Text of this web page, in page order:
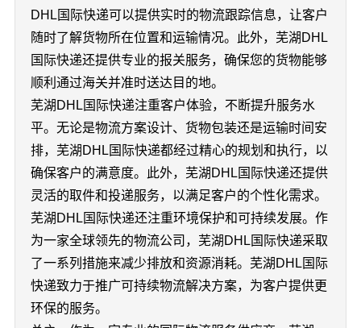
DHL国际快递可以提供实时的物流跟踪信息，让客户
随时了解货物所在位置和运输情况。此外，芜湖DHL
国际快递还提供专业的报关服务，确保您的货物能够
顺利通过海关并准时送达目的地。
芜湖DHL国际快递注重客户体验，不断提升服务水
平。无论是物流方案设计、货物包装还是运输时间安
排，芜湖DHL国际快递都经过精心的规划和执行，以
确保客户的满意度。此外，芜湖DHL国际快递还提供
灵活的取件和投递服务，以满足客户的个性化需求。
芜湖DHL国际快递还注重环境保护和可持续发展。作
为一家全球领先的物流公司，芜湖DHL国际快递采取
了一系列措施来减少排放和资源消耗。芜湖DHL国际
快递致力于推广可持续物流解决方案，为客户提供更
环保的服务。